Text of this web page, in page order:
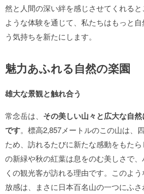
然と人間の深い絆を感じさせてくれる
ような体験を通じて、私たちはもっと
う気持ちを新たにします。
魅力あふれる自然の楽園
雄大な景観と触れ合う
常念岳は、 その美しい山々と広大な自
です。標高2,857メートルのこの山は、
ため、訪れるたびに新たな感動をもた
の新緑や秋の紅葉は息をのむ美しさで
くの観光客が訪れる理由です。このよ
放感は、まさに日本百名山の一つにふ